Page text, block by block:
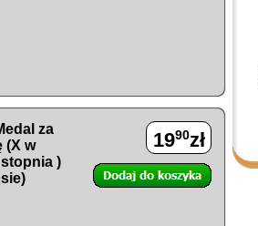
za
(X w
)
1990zł